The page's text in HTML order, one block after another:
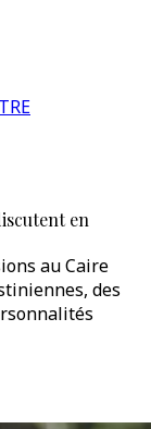
en
au Caire
des